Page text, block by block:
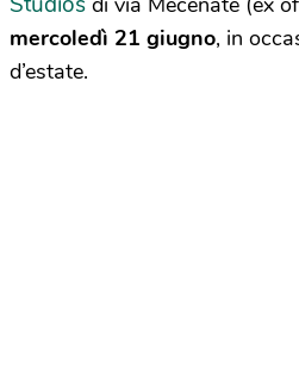
mercoledì 21 giugno, in
d’estate.